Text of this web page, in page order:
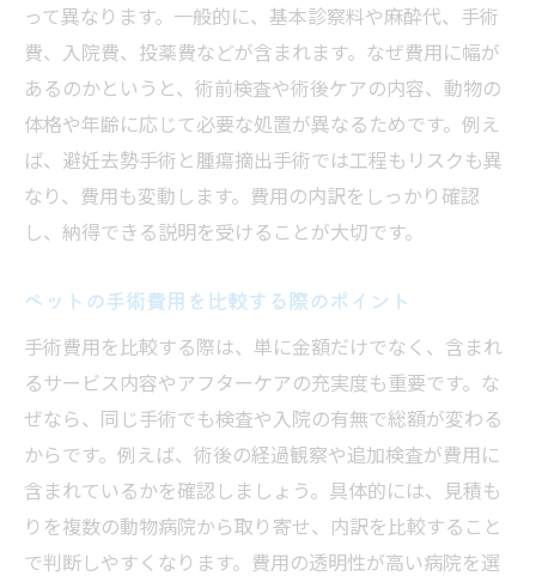
って異なります。一般的に、基本診察料や麻酔代、手術
費、入院費、投薬費などが含まれます。なぜ費用に幅が
あるのかというと、術前検査や術後ケアの内容、動物の
体格や年齢に応じて必要な処置が異なるためです。例え
ば、避妊去勢手術と腫瘍摘出手術では工程もリスクも異
なり、費用も変動します。費用の内訳をしっかり確認
し、納得できる説明を受けることが大切です。
ペットの手術費用を比較する際のポイント
手術費用を比較する際は、単に金額だけでなく、含まれ
るサービス内容やアフターケアの充実度も重要です。な
ぜなら、同じ手術でも検査や入院の有無で総額が変わる
からです。例えば、術後の経過観察や追加検査が費用に
含まれているかを確認しましょう。具体的には、見積も
りを複数の動物病院から取り寄せ、内訳を比較すること
で判断しやすくなります。費用の透明性が高い病院を選